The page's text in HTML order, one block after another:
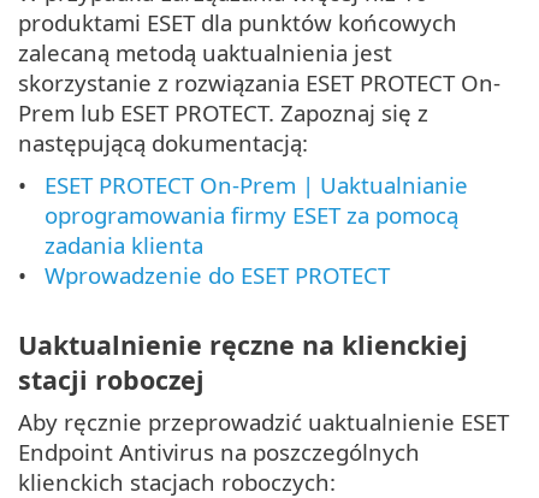
produktami ESET dla punktów końcowych
zalecaną metodą uaktualnienia jest
skorzystanie z rozwiązania ESET PROTECT On-
Prem lub ESET PROTECT. Zapoznaj się z
następującą dokumentacją:
ESET PROTECT On-Prem | Uaktualnianie
oprogramowania firmy ESET za pomocą
zadania klienta
Wprowadzenie do ESET PROTECT
Uaktualnienie ręczne na klienckiej
stacji roboczej
Aby ręcznie przeprowadzić uaktualnienie ESET
Endpoint Antivirus na poszczególnych
klienckich stacjach roboczych: